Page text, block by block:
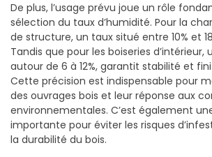
De plus, l’usage prévu joue un rôle
sélection du taux d’humidité. Pour la
de structure, un taux situé entre 10% et
Tandis que pour les boiseries d’intérieur,
autour de 6 à 12%, garantit stabilité et
Cette précision est indispensable pour
des ouvrages bois et leur réponse aux
environnementales. C’est également
importante pour éviter les risques
la durabilité du bois.